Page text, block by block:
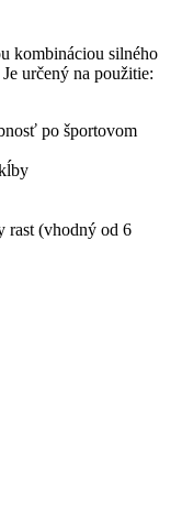
kombináciou silného
určený na použitie:
po športovom
rast (vhodný od 6